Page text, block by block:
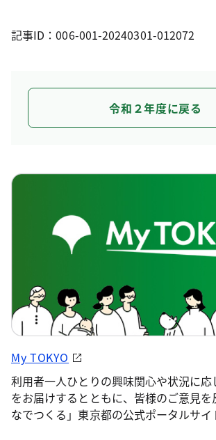
記事ID：006-001-20240301-012072
令和２年度に戻る
My TOKYO
利用者一人ひとりの興味関心や状況に
をお届けするとともに、皆様のご意見
なでつくる」東京都の公式ポータルサイ